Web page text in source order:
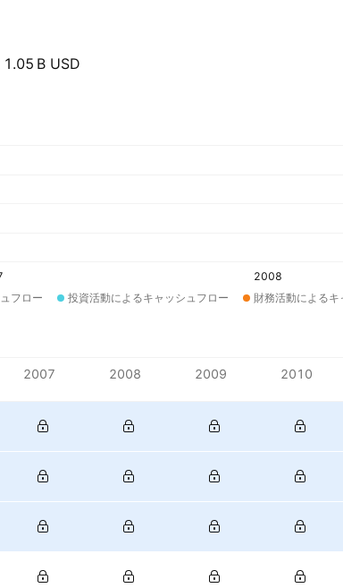
B‬ USD
2008
フロー
投資活動によるキャッシュフロー 財務活動による
2007 2008 2009 2010